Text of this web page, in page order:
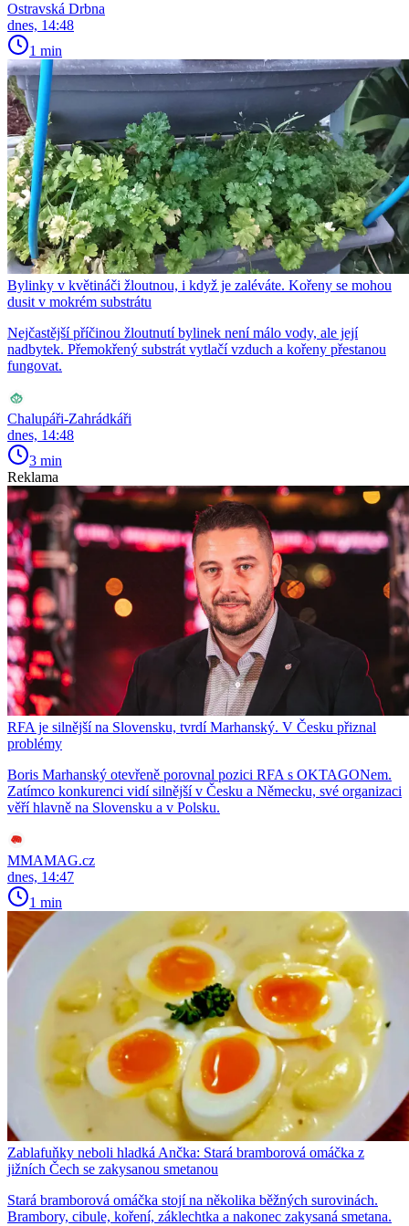
Ostravská Drbna
dnes, 14:48
1 min
Bylinky v květináči žloutnou, i když je zaléváte. Kořeny se mohou
dusit v mokrém substrátu
Nejčastější příčinou žloutnutí bylinek není málo vody, ale její
nadbytek. Přemokřený substrát vytlačí vzduch a kořeny přestanou
fungovat.
Chalupáři-Zahrádkáři
dnes, 14:48
3 min
Reklama
RFA je silnější na Slovensku, tvrdí Marhanský. V Česku přiznal
problémy
Boris Marhanský otevřeně porovnal pozici RFA s OKTAGONem.
Zatímco konkurenci vidí silnější v Česku a Německu, své organizaci
věří hlavně na Slovensku a v Polsku.
MMAMAG.cz
dnes, 14:47
1 min
Zablafuňky neboli hladká Ančka: Stará bramborová omáčka z
jižních Čech se zakysanou smetanou
Stará bramborová omáčka stojí na několika běžných surovinách.
Brambory, cibule, koření, záklechtka a nakonec zakysaná smetana.